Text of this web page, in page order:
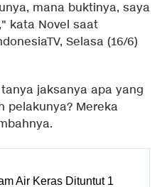
mana buktinya, saya
kata Novel saat
Selasa (16/6)
jaksanya apa yang
pelakunya? Mereka
Air Keras Dituntut 1